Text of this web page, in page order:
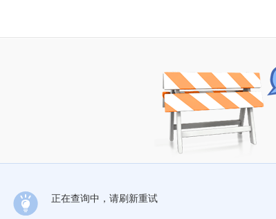
正在查询中，请刷新重试